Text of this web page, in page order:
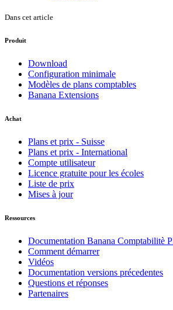
Dans cet article
Produit
Download
Configuration minimale
Modèles de plans comptables
Banana Extensions
Achat
Plans et prix - Suisse
Plans et prix - International
Compte utilisateur
Licence gratuite pour les écoles
Liste de prix
Mises à jour
Ressources
Documentation Banana Comptabilitè
Comment démarrer
Vidéos
Documentation versions précedentes
Questions et réponses
Partenaires